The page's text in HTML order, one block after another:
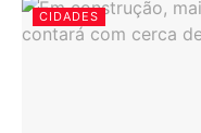
CIDADES